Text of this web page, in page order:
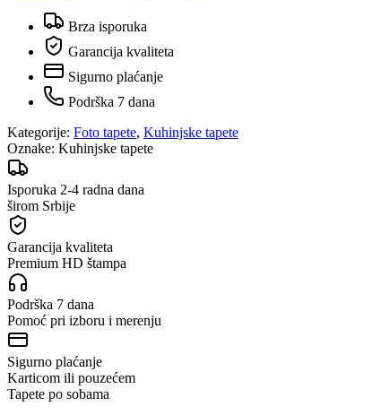
Brza isporuka
Garancija kvaliteta
Sigurno plaćanje
Podrška 7 dana
Kategorije: Foto tapete, Kuhinjske tapete
Oznake: Kuhinjske tapete
Isporuka 2-4 radna dana
širom Srbije
Garancija kvaliteta
Premium HD štampa
Podrška 7 dana
Pomoć pri izboru i merenju
Sigurno plaćanje
Karticom ili pouzećem
Tapete po sobama